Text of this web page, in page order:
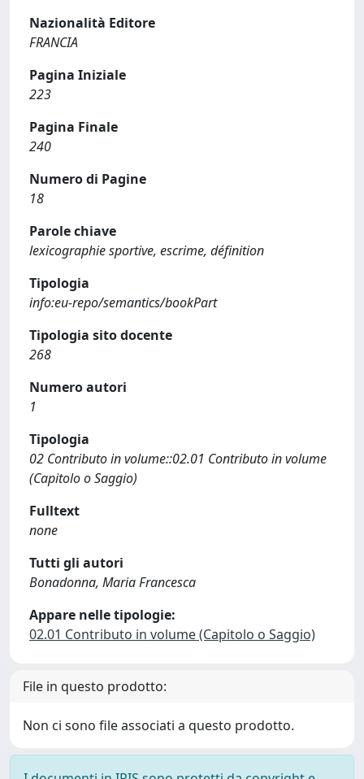
Nazionalità Editore
FRANCIA
Pagina Iniziale
223
Pagina Finale
240
Numero di Pagine
18
Parole chiave
lexicographie sportive, escrime, définition
Tipologia
info:eu-repo/semantics/bookPart
Tipologia sito docente
268
Numero autori
1
Tipologia
02 Contributo in volume::02.01 Contributo in volume
(Capitolo o Saggio)
Fulltext
none
Tutti gli autori
Bonadonna, Maria Francesca
Appare nelle tipologie:
02.01 Contributo in volume (Capitolo o Saggio)
File in questo prodotto:
Non ci sono file associati a questo prodotto.